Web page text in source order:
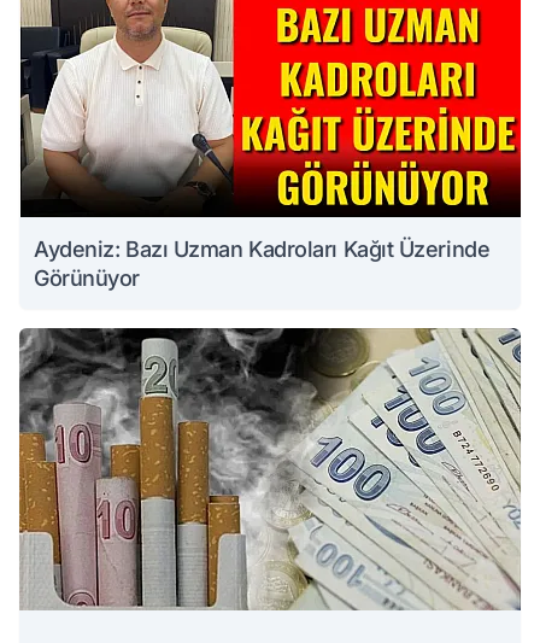
Aydeniz: Bazı Uzman Kadroları Kağıt Üzerinde
Görünüyor